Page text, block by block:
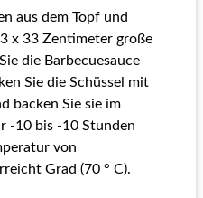
aus dem Topf und
x 33 Zentimeter große
die Barbecuesauce
Sie die Schüssel mit
backen Sie sie im
-10 bis -10 Stunden
von
Grad (70 ° C).